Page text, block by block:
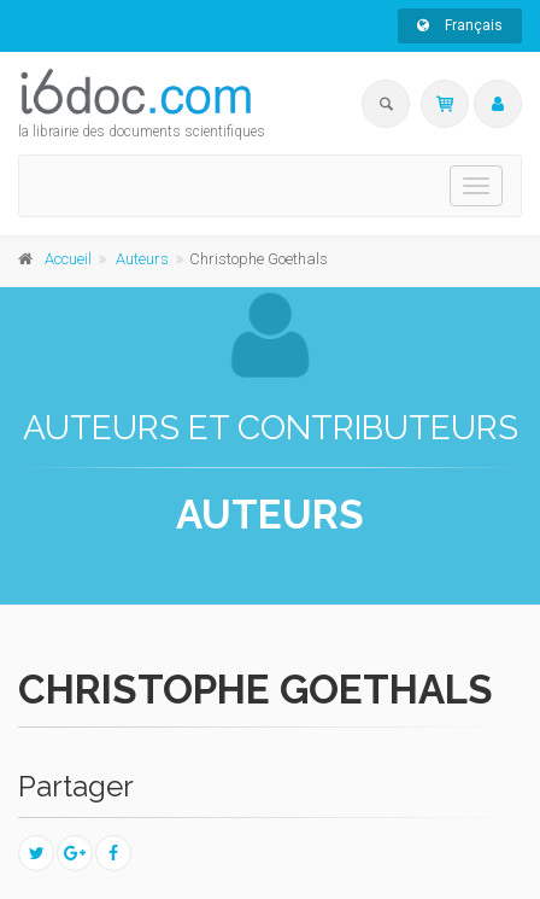
Français
la librairie des documents scientifiques
Toggle
Accueil Auteurs Christophe Goethals
AUTEURS ET CONTRIBUTEURS
AUTEURS
CHRISTOPHE GOETHALS
Partager